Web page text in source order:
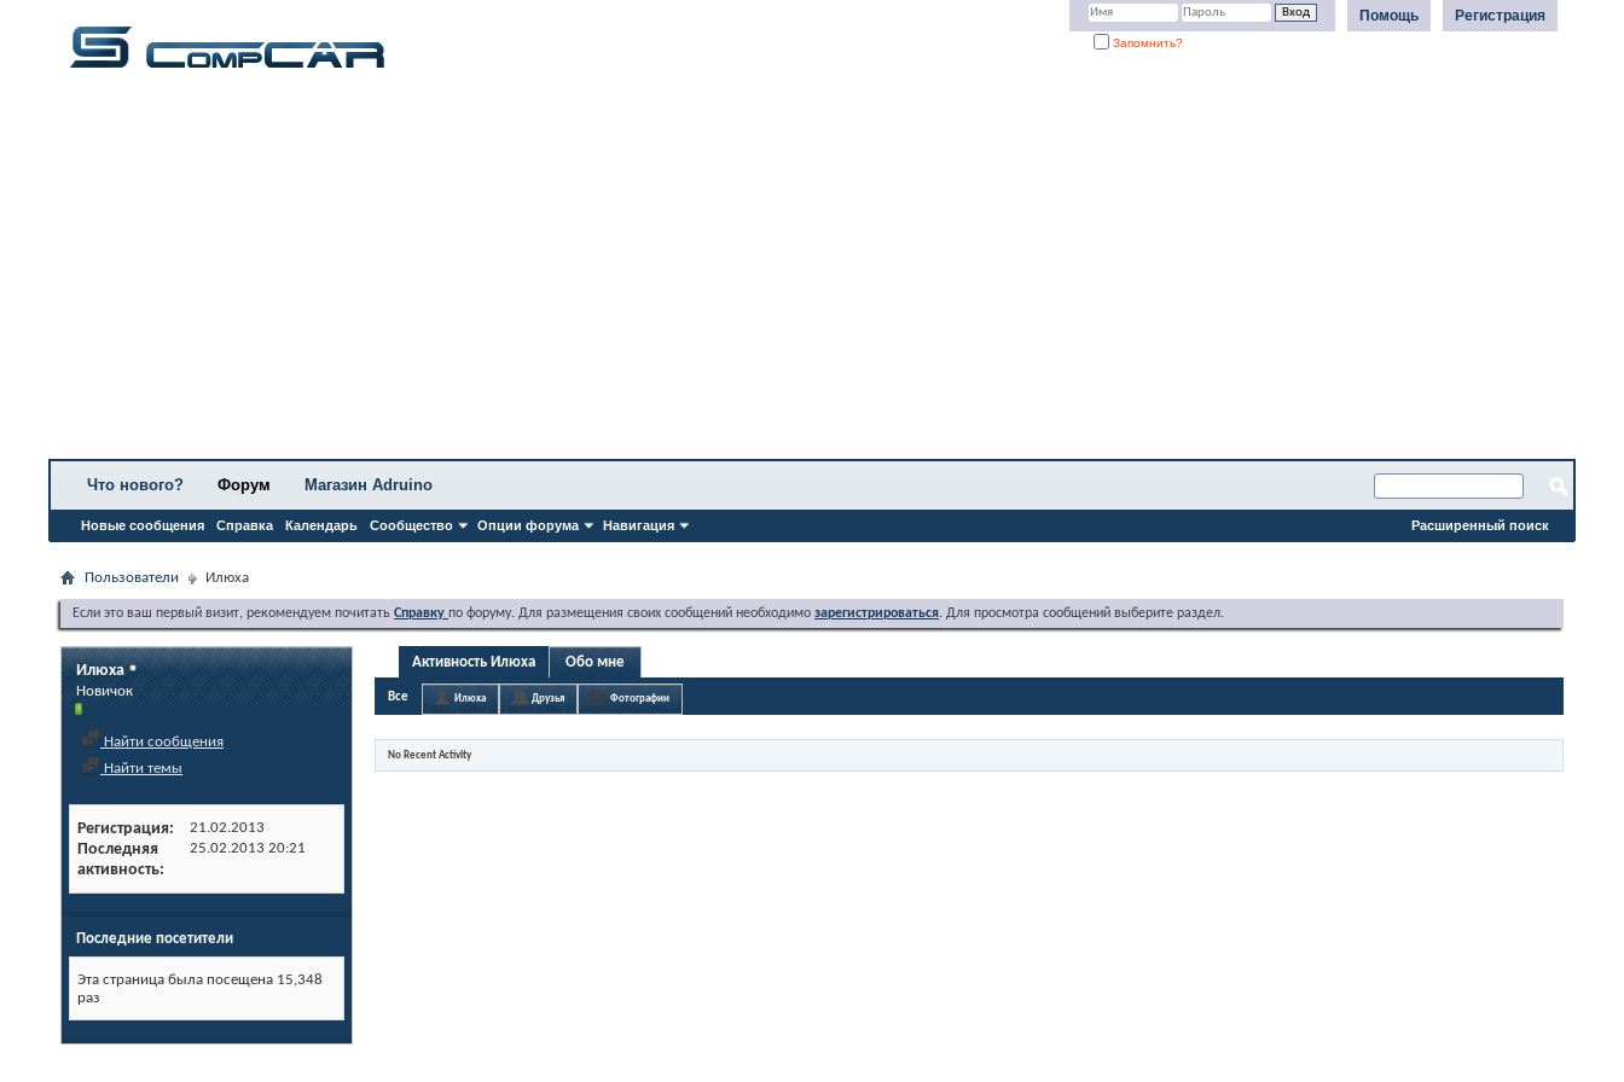
Регистрация
Помощь
Запомнить?
Что нового? Форум
Новые сообщения Справка Календарь Сообщество Опции форума Навигация
Магазин Adruino
Расширенный поиск
Пользователи Илюха
Если это ваш первый визит, рекомендуем почитать Справку по форуму. Для размещения своих сообщений необходимо зарегистрироваться. Для просмотра сообщений выберите раздел.
Илюха
Новичок
Найти сообщения
Найти темы
Регистрация 21.02.2013
Последняя
активность
25.02.2013 20:21
Последние посетители
Эта страница была посещена 15,348
раз
Активность Илюха Обо мне
Все Илюха Друзья Фотографии
No Recent Activity